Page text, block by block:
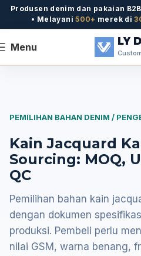
Produsen denim dan pakaian
• Melayani500+ merek di
Menu LY
PEMILIHAN BAHAN DENIM /
Kain Jacquard
Sourcing: MOQ,
QC
Pemilihan bahan kain
dengan dokumen
produksi. Pembeli perlu
nilai GSM, warna benang,